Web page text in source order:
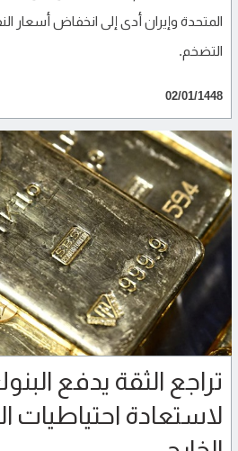
المتحدة وإيران أدى إلى انخفاض أسعار
التضخم.
02/01/1448
تراجع الثقة يدفع
لاستعادة